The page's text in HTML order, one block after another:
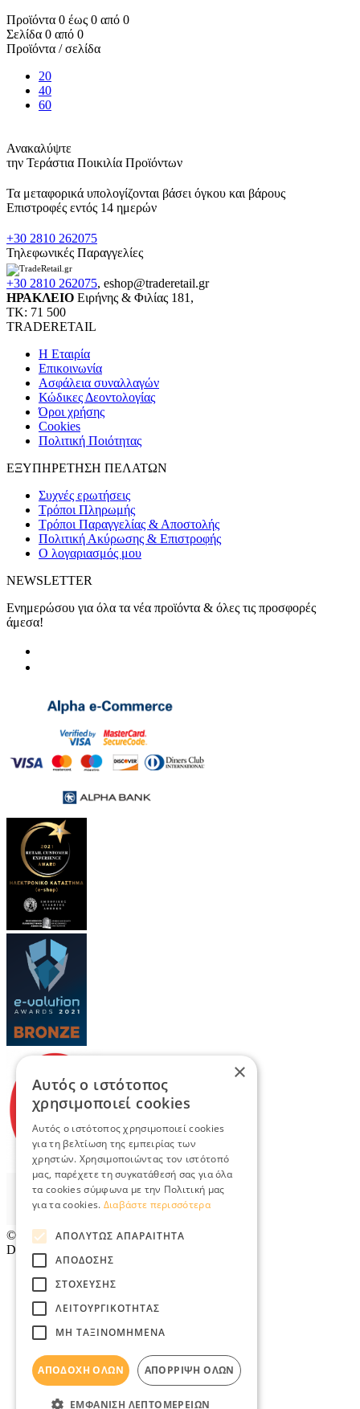
Προϊόντα 0 έως 0 από 0
Σελίδα 0 από 0
Προϊόντα / σελίδα
20
40
60
Ανακαλύψτε
την Τεράστια Ποικιλία Προϊόντων
Τα μεταφορικά υπολογίζονται βάσει όγκου και βάρους
Επιστροφές εντός 14 ημερών
+30 2810 262075
Τηλεφωνικές Παραγγελίες
+30 2810 262075, eshop@traderetail.gr
ΗΡΑΚΛΕΙΟ Ειρήνης & Φιλίας 181,
ΤΚ: 71 500
TRADERETAIL
H Εταιρία
Eπικοινωνία
Ασφάλεια συναλλαγών
Κώδικες Δεοντολογίας
Όροι χρήσης
Cookies
Πολιτική Ποιότητας
ΕΞΥΠΗΡΕΤΗΣΗ ΠΕΛΑΤΩΝ
Συχνές ερωτήσεις
Τρόποι Πληρωμής
Τρόποι Παραγγελίας & Αποστολής
Πολιτική Ακύρωσης & Επιστροφής
Ο λογαριασμός μου
NEWSLETTER
Ενημερώσου για όλα τα νέα προϊόντα & όλες τις προσφορές
άμεσα!
© 2026 TradeRetail.gr- All rights reserved
Designed & developed by
×
Αυτός ο ιστότοπος
χρησιμοποιεί cookies
Αυτός ο ιστότοπος χρησιμοποιεί cookies
για τη βελτίωση της εμπειρίας των
χρηστών. Χρησιμοποιώντας τον ιστότοπό
μας, παρέχετε τη συγκατάθεσή σας για όλα
τα cookies σύμφωνα με την Πολιτική μας
για τα cookies. Διαβάστε περισσότερα
ΑΠΟΛΎΤΩΣ ΑΠΑΡΑΊΤΗΤΑ
ΑΠΌΔΟΣΗΣ
ΣΤΌΧΕΥΣΗΣ
ΛΕΙΤΟΥΡΓΙΚΌΤΗΤΑΣ
ΜΗ ΤΑΞΙΝΟΜΗΜΈΝΑ
ΑΠΟΔΟΧΉ ΌΛΩΝ ΑΠΌΡΡΙΨΗ ΌΛΩΝ
ΕΜΦΆΝΙΣΗ ΛΕΠΤΟΜΕΡΕΙΏΝ